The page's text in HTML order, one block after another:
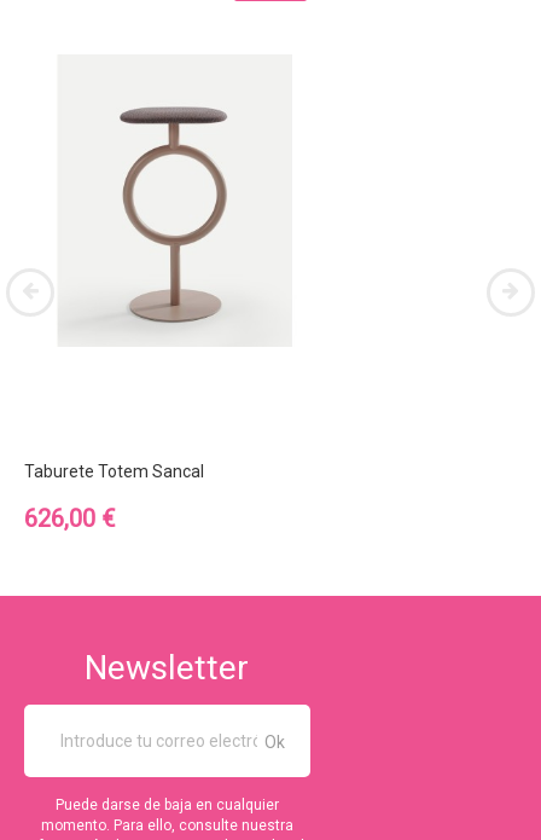
Taburete Totem Sancal
Precio
626,00 €
Newsletter
Puede darse de baja en cualquier
momento. Para ello, consulte nuestra